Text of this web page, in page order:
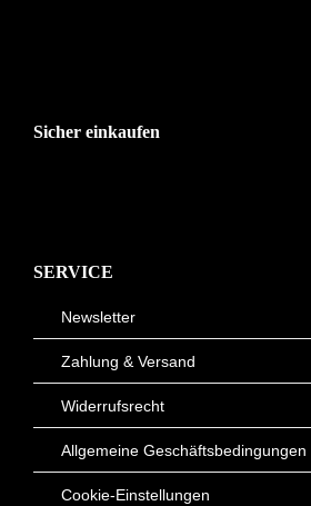
Sicher einkaufen
SERVICE
Newsletter
Zahlung & Versand
Widerrufsrecht
Allgemeine Geschäftsbedingungen
Cookie-Einstellungen